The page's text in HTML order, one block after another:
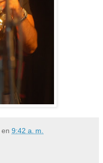
en 9:42 a. m.